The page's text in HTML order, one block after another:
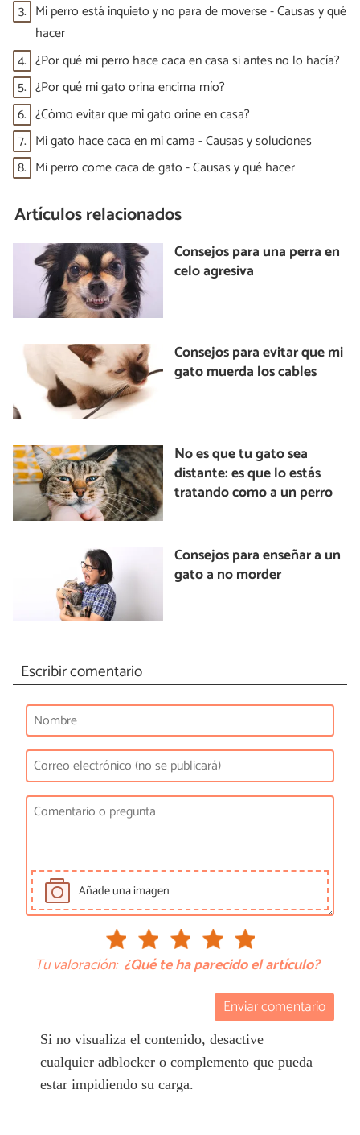
3. Mi perro está inquieto y no para de moverse - Causas y qué
hacer
4. ¿Por qué mi perro hace caca en casa si antes no lo hacía?
5. ¿Por qué mi gato orina encima mío?
6. ¿Cómo evitar que mi gato orine en casa?
7. Mi gato hace caca en mi cama - Causas y soluciones
8. Mi perro come caca de gato - Causas y qué hacer
Artículos relacionados
Consejos para una perra en
celo agresiva
Consejos para evitar que mi
gato muerda los cables
No es que tu gato sea
distante: es que lo estás
tratando como a un perro
Consejos para enseñar a un
gato a no morder
Escribir comentario
Añade una imagen
Tu valoración: ¿Qué te ha parecido el artículo?
Enviar comentario
Si no visualiza el contenido, desactive
cualquier adblocker o complemento que pueda
estar impidiendo su carga.